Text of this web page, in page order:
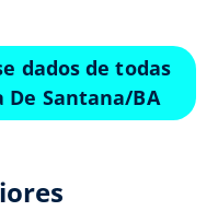
dados de todas
De Santana/BA